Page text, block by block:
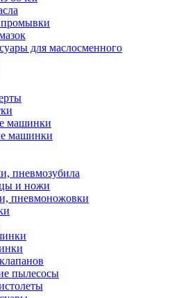
промывки
для маслосменного
машинки
машинки
пневмозубила
и ножи
пневмоножовки
пылесосы